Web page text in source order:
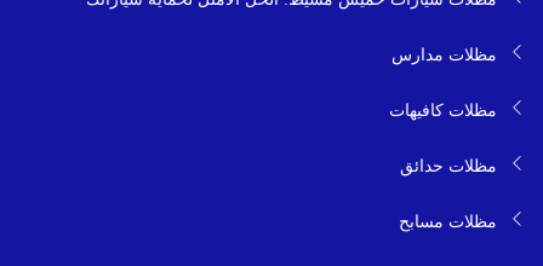
مظلات مدارس
مظلات كافيهات
مظلات حدائق
مظلات مسابح